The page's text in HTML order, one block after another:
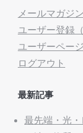
メールマガジ
ユーザー登録（
ユーザーページ
ログアウト
最新記事
最先端・光